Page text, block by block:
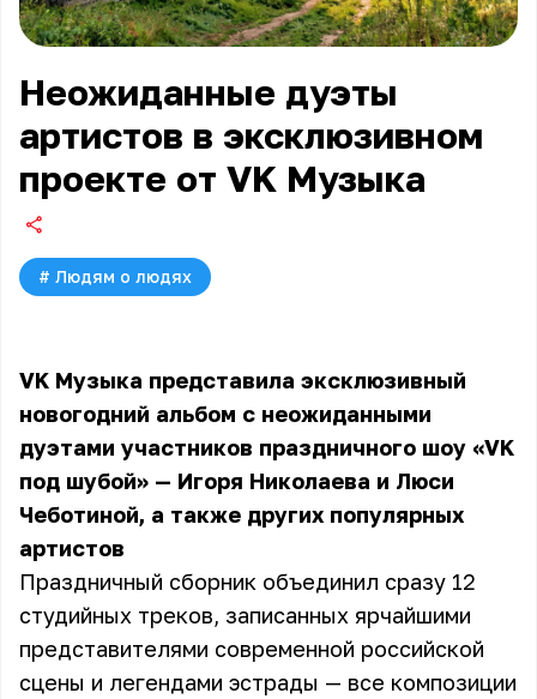
Неожиданные дуэты
артистов в эксклюзивном
проекте от VK Музыка
# Людям о людях
VK Музыка представила эксклюзивный
новогодний альбом с неожиданными
дуэтами участников праздничного шоу «VK
под шубой» — Игоря Николаева и Люси
Чеботиной, а также других популярных
артистов
Праздничный сборник объединил сразу 12
студийных треков, записанных ярчайшими
представителями современной российской
сцены и легендами эстрады — все композиции